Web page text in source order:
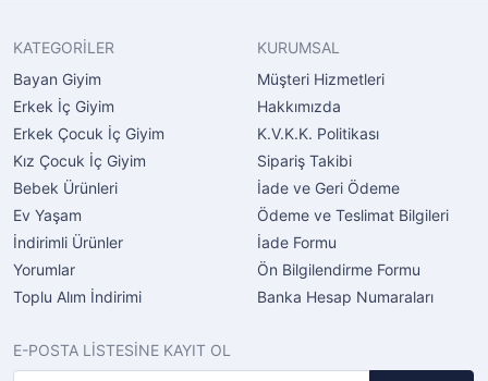
KATEGORİLER
Bayan Giyim
Erkek İç Giyim
Erkek Çocuk İç Giyim
Kız Çocuk İç Giyim
Bebek Ürünleri
Ev Yaşam
İndirimli Ürünler
Yorumlar
Toplu Alım İndirimi
KURUMSAL
Müşteri Hizmetleri
Hakkımızda
K.V.K.K. Politikası
Sipariş Takibi
İade ve Geri Ödeme
Ödeme ve Teslimat Bilgileri
İade Formu
Ön Bilgilendirme Formu
Banka Hesap Numaraları
E-POSTA LİSTESİNE KAYIT OL